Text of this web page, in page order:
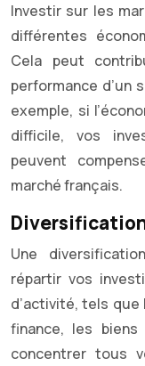
Investir sur les
différentes
Cela peut
performance d’un
exemple, si
difficile, vos
peuvent
marché français.
Une
répartir vos
d’activité, tels que
finance, les
concentrer tous